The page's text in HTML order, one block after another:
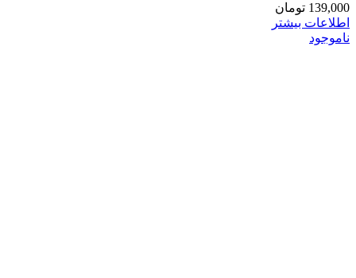
139,000 تومان
اطلاعات بیشتر
ناموجود